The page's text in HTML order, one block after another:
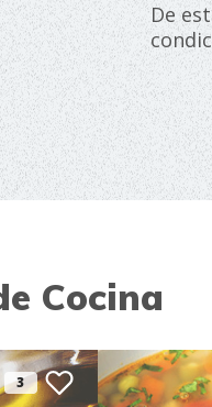
De
Cocina
3